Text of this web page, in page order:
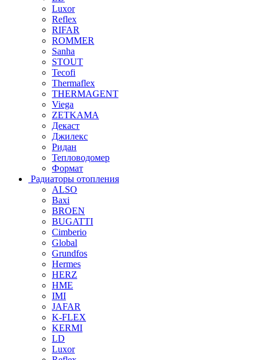
Luxor
Reflex
RIFAR
ROMMER
Sanha
STOUT
Tecofi
Thermaflex
THERMAGENT
Viega
ZETKAMA
Декаст
Джилекс
Ридан
Тепловодомер
Формат
Радиаторы отопления
ALSO
Baxi
BROEN
BUGATTI
Cimberio
Global
Grundfos
Hermes
HERZ
HME
IMI
JAFAR
K-FLEX
KERMI
LD
Luxor